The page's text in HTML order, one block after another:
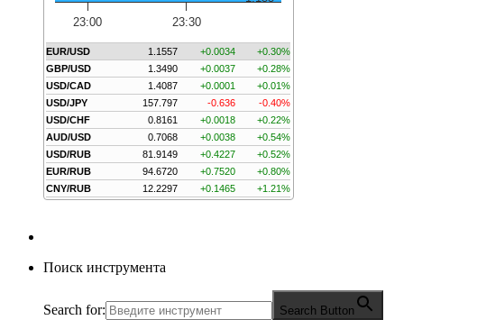
23:00 23:30
EUR/USD 1.1557 +0.0034
+0.30%
GBP/USD
1.3490 +0.0037
+0.28%
USD/CAD
1.4087 +0.0001
+0.01%
USD/JPY
157.797 -0.636
-0.40%
USD/CHF
0.8161 +0.0018
+0.22%
AUD/USD
0.7068 +0.0038
+0.54%
USD/RUB
81.9149 +0.4227
+0.52%
EUR/RUB
94.6720 +0.7520
+0.80%
CNY/RUB
12.2297 +0.1465 +1.21%
Поиск инструмента
Search for: Search Button